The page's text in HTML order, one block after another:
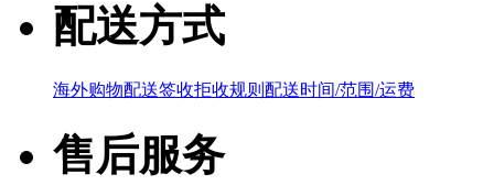
配送方式
海外购物配送签收拒收规则 配送时间/范围/运费
售后服务